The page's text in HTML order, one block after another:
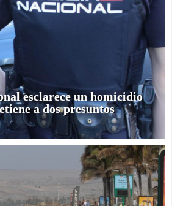
esclarece un homicidio
a dos presuntos